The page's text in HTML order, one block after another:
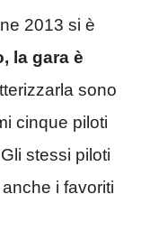
2013 si è
la gara è
sono
cinque piloti
stessi piloti
i favoriti